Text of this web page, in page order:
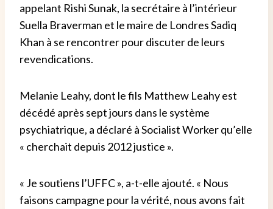
appelant Rishi Sunak, la secrétaire à l’intérieur
Suella Braverman et le maire de Londres Sadiq
Khan à se rencontrer pour discuter de leurs
revendications.
Melanie Leahy, dont le fils Matthew Leahy est
décédé après sept jours dans le système
psychiatrique, a déclaré à Socialist Worker qu’elle
« cherchait depuis 2012 justice ».
« Je soutiens l’UFFC », a-t-elle ajouté. « Nous
faisons campagne pour la vérité, nous avons fait